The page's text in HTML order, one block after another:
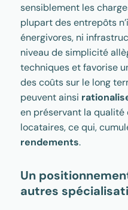
sensiblement les
plupart des entrepôts
énergivores, ni
niveau de simplicité
techniques et favorise
des coûts sur le long
peuvent ainsi
en préservant la qualité
locataires, ce qui,
rendements.
Un
autres